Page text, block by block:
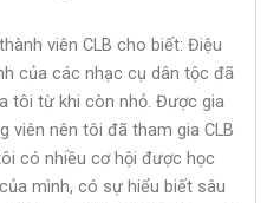
viên CLB cho biết: Điệu
của các nhạc cụ dân tộc đã
tôi từ khi còn nhỏ. Được gia
viên nên tôi đã tham gia CLB
có nhiều cơ hội được học
mình, có sự hiểu biết sâu